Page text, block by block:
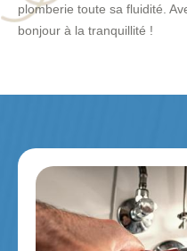
plomberie toute sa fluidité.
bonjour à la tranquillité !